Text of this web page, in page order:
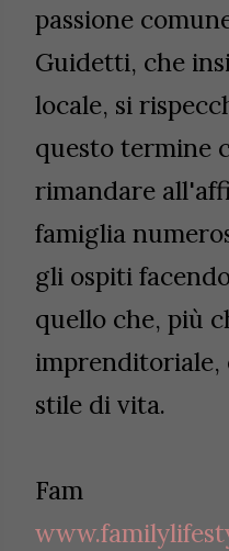
passione
Guidetti, che
locale, si
questo termine
rimandare
famiglia
gli ospiti
quello che, più
imprenditoriale,
stile di vita.
Fam